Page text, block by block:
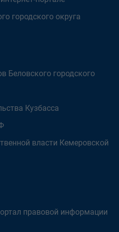
городского округа
Беловского городского
Кузбасса
власти Кемеровской
правовой информации